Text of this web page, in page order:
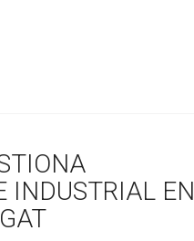
INDUSTRIAL EN